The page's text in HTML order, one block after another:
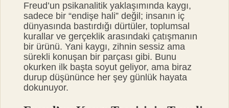
Freud’un psikanalitik yaklaşımında kaygı,
sadece bir “endişe hali” değil; insanın iç
dünyasında bastırdığı dürtüler, toplumsal
kurallar ve gerçeklik arasındaki çatışmanın
bir ürünü. Yani kaygı, zihnin sessiz ama
sürekli konuşan bir parçası gibi. Bunu
okurken ilk başta soyut geliyor, ama biraz
durup düşününce her şey günlük hayata
dokunuyor.